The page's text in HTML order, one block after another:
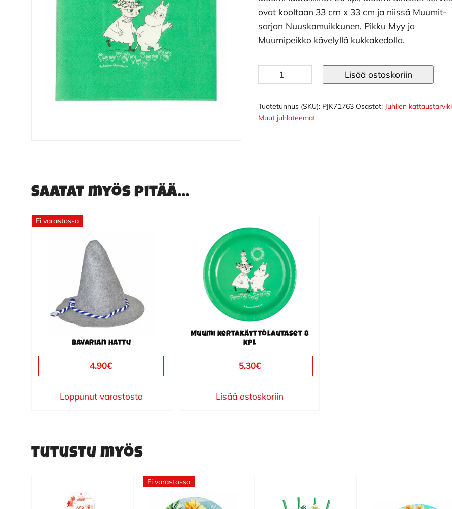
ovat kooltaan 33 cm x 33 cm ja niissä Muumit-
sarjan Nuuskamuikkunen, Pikku Myy ja
Muumipeikko kävelyllä kukkakedolla.
Muumi
lautasliinat
kpl
määrä
Lisää ostoskoriin
Tuotetunnus (SKU): PJK71763 Osastot: Juhlien
Muut juhlateemat
Saatat myös pitää...
Ei varastossa
Bavarian hattu
4.90€
Loppunut varastosta
Muumi kertakäyttölautaset 8
kpl
5.30€
Lisää ostoskoriin
Tutustu myös
Ei varastossa